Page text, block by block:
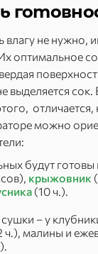
не нужно,
оптимальное
выделяется сок.
отличается,
можно
будут
крыжовник
(10 ч.).
– у
ч.), малины и